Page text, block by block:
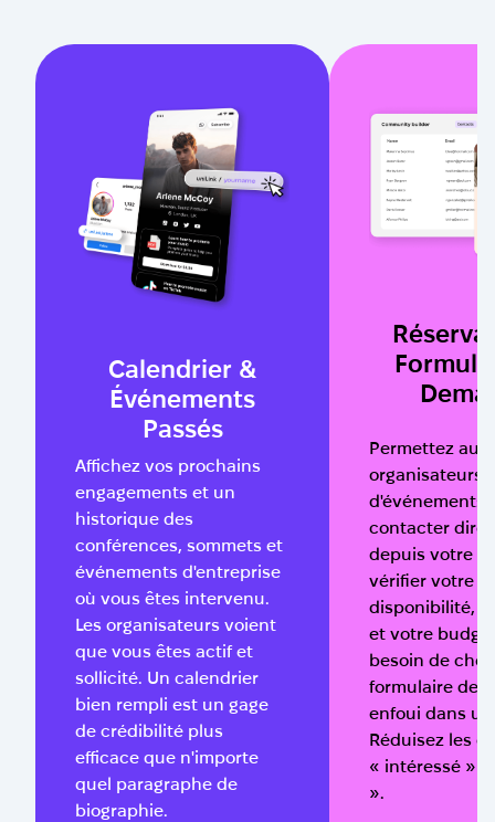
Calendrier &
Événements
Passés
Affichez vos prochains
engagements et un
historique des
conférences, sommets et
événements d'entreprise
où vous êtes intervenu.
Les organisateurs voient
que vous êtes actif et
sollicité. Un calendrier
bien rempli est un gage
de crédibilité plus
efficace que n'importe
quel paragraphe de
biographie.
Permettez aux
organisateurs
d'événements
contacter
depuis votre
vérifier votre
disponibilité,
et votre
besoin de
formulaire de
enfoui dans
Réduisez les
« intéressé »
».